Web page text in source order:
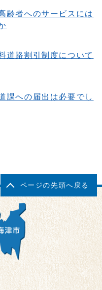
齢者へのサービスには
道路割引制度について
課への届出は必要でし
ページの先頭へ戻る